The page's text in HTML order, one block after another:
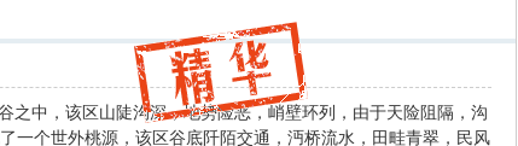
之中，该区山陡沟深，地势险恶，峭壁环列，由于天险阻隔，沟
一个世外桃源，该区谷底阡陌交通，沔桥流水，田畦青翠，民风